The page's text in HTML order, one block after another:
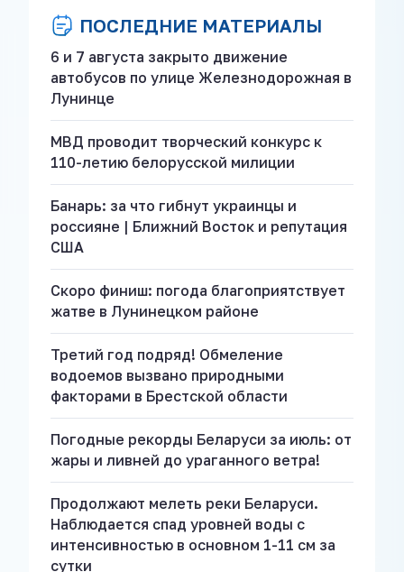
ПОСЛЕДНИЕ МАТЕРИАЛЫ
6 и 7 августа закрыто движение
автобусов по улице Железнодорожная в
Лунинце
МВД проводит творческий конкурс к
110-летию белорусской милиции
Банарь: за что гибнут украинцы и
россияне | Ближний Восток и репутация
США
Скоро финиш: погода благоприятствует
жатве в Лунинецком районе
Третий год подряд! Обмеление
водоемов вызвано природными
факторами в Брестской области
Погодные рекорды Беларуси за июль: от
жары и ливней до ураганного ветра!
Продолжают мелеть реки Беларуси.
Наблюдается спад уровней воды с
интенсивностью в основном 1-11 см за
сутки